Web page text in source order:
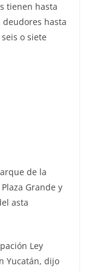
tienen hasta
hasta
o siete
de la
Grande y
asta
Ley
Yucatán, dijo